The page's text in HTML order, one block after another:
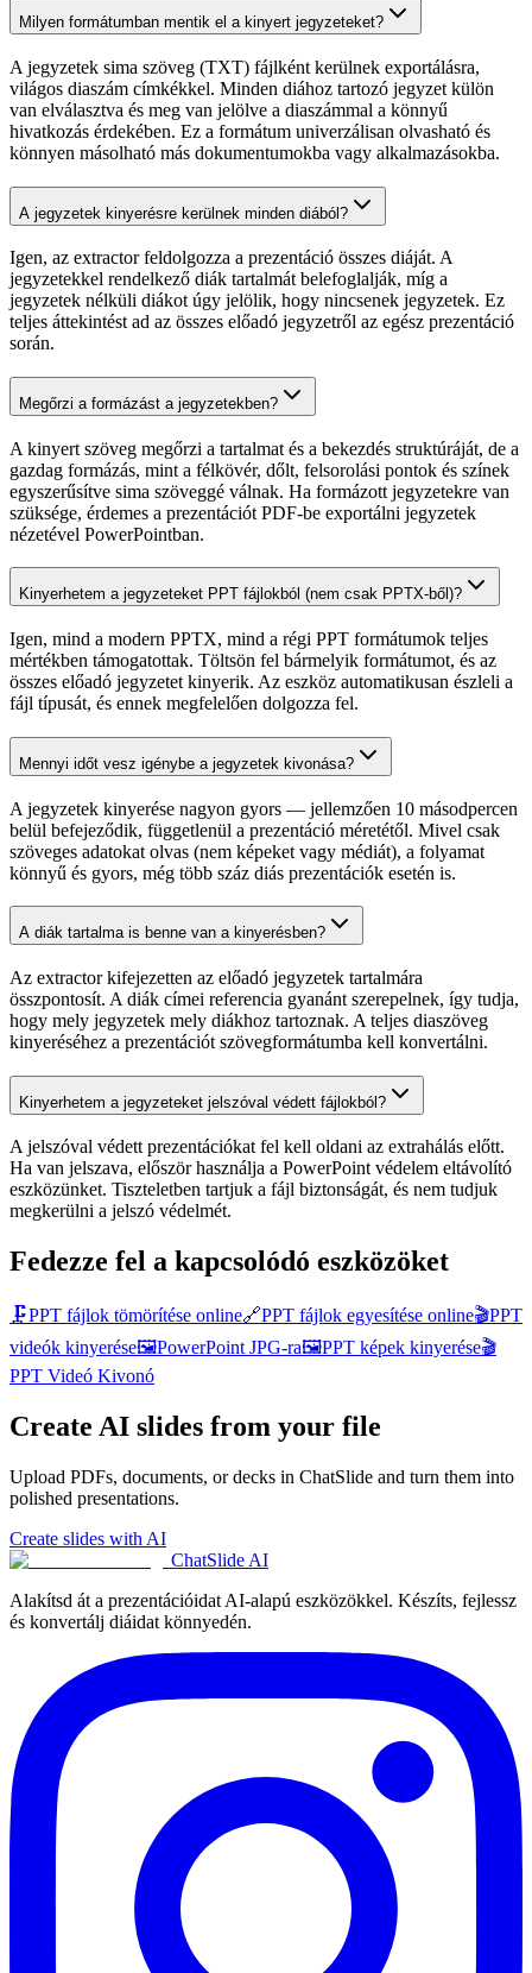
Milyen formátumban mentik el a kinyert jegyzeteket?
A jegyzetek sima szöveg (TXT) fájlként kerülnek exportálásra,
világos diaszám címkékkel. Minden diához tartozó jegyzet külön
van elválasztva és meg van jelölve a diaszámmal a könnyű
hivatkozás érdekében. Ez a formátum univerzálisan olvasható és
könnyen másolható más dokumentumokba vagy alkalmazásokba.
A jegyzetek kinyerésre kerülnek minden diából?
Igen, az extractor feldolgozza a prezentáció összes diáját. A
jegyzetekkel rendelkező diák tartalmát belefoglalják, míg a
jegyzetek nélküli diákot úgy jelölik, hogy nincsenek jegyzetek. Ez
teljes áttekintést ad az összes előadó jegyzetről az egész prezentáció
során.
Megőrzi a formázást a jegyzetekben?
A kinyert szöveg megőrzi a tartalmat és a bekezdés struktúráját, de a
gazdag formázás, mint a félkövér, dőlt, felsorolási pontok és színek
egyszerűsítve sima szöveggé válnak. Ha formázott jegyzetekre van
szüksége, érdemes a prezentációt PDF-be exportálni jegyzetek
nézetével PowerPointban.
Kinyerhetem a jegyzeteket PPT fájlokból (nem csak PPTX-ből)?
Igen, mind a modern PPTX, mind a régi PPT formátumok teljes
mértékben támogatottak. Töltsön fel bármelyik formátumot, és az
összes előadó jegyzetet kinyerik. Az eszköz automatikusan észleli a
fájl típusát, és ennek megfelelően dolgozza fel.
Mennyi időt vesz igénybe a jegyzetek kivonása?
A jegyzetek kinyerése nagyon gyors — jellemzően 10 másodpercen
belül befejeződik, függetlenül a prezentáció méretétől. Mivel csak
szöveges adatokat olvas (nem képeket vagy médiát), a folyamat
könnyű és gyors, még több száz diás prezentációk esetén is.
A diák tartalma is benne van a kinyerésben?
Az extractor kifejezetten az előadó jegyzetek tartalmára
összpontosít. A diák címei referencia gyanánt szerepelnek, így tudja,
hogy mely jegyzetek mely diákhoz tartoznak. A teljes diaszöveg
kinyeréséhez a prezentációt szövegformátumba kell konvertálni.
Kinyerhetem a jegyzeteket jelszóval védett fájlokból?
A jelszóval védett prezentációkat fel kell oldani az extrahálás előtt.
Ha van jelszava, először használja a PowerPoint védelem eltávolító
eszközünket. Tiszteletben tartjuk a fájl biztonságát, és nem tudjuk
megkerülni a jelszó védelmét.
Fedezze fel a kapcsolódó eszközöket
🗜️PPT fájlok tömörítése online🔗PPT fájlok egyesítése online🎬PPT
videók kinyerése🖼️PowerPoint JPG-ra🖼️PPT képek kinyerése🎬
PPT Videó Kivonó
Create AI slides from your file
Upload PDFs, documents, or decks in ChatSlide and turn them into
polished presentations.
Create slides with AI
ChatSlide AI
Alakítsd át a prezentációidat AI-alapú eszközökkel. Készíts, fejlessz
és konvertálj diáidat könnyedén.